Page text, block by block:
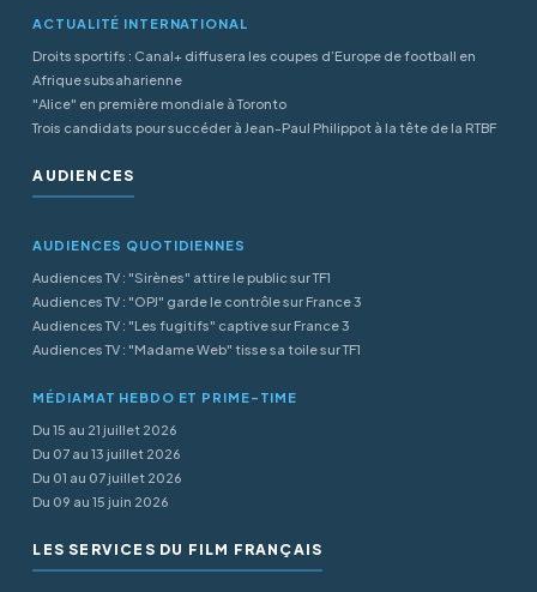
ACTUALITÉ INTERNATIONAL
Droits sportifs : Canal+ diffusera les coupes d’Europe de football en
Afrique subsaharienne
"Alice" en première mondiale à Toronto
Trois candidats pour succéder à Jean-Paul Philippot à la tête de la RTBF
AUDIENCES
AUDIENCES QUOTIDIENNES
Audiences TV : "Sirènes" attire le public sur TF1
Audiences TV : "OPJ" garde le contrôle sur France 3
Audiences TV : "Les fugitifs" captive sur France 3
Audiences TV : "Madame Web" tisse sa toile sur TF1
MÉDIAMAT HEBDO ET PRIME-TIME
Du 15 au 21 juillet 2026
Du 07 au 13 juillet 2026
Du 01 au 07 juillet 2026
Du 09 au 15 juin 2026
LES SERVICES DU FILM FRANÇAIS